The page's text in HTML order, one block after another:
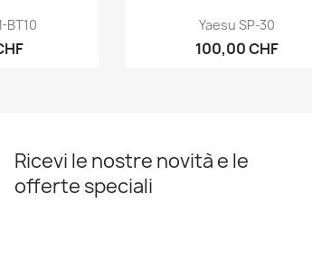
BT10 Anteprima
Yaesu SP-30
100,00 CHF
Ricevi le nostre novità e le
offerte speciali